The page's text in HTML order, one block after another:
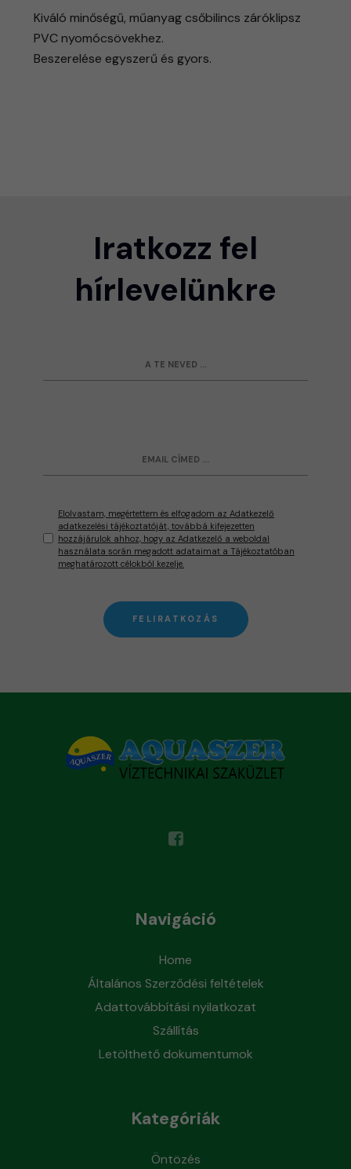
Kiváló minőségű, műanyag csőbilincs záróklipsz
PVC nyomócsövekhez.
Beszerelése egyszerű és gyors.
Iratkozz fel
hírlevelünkre
Elolvastam, megértettem és elfogadom az Adatkezelő
adatkezelési tájékoztatóját, továbbá kifejezetten
hozzájárulok ahhoz, hogy az Adatkezelő a weboldal
használata során megadott adataimat a Tájékoztatóban
meghatározott célokból kezelje.
FELIRATKOZÁS
Navigáció
Home
Általános Szerződési feltételek
Adattovábbítási nyilatkozat
Szállítás
Letölthető dokumentumok
Kategóriák
Öntözés